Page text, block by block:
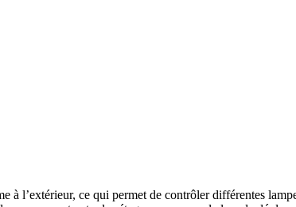
à l’extérieur, ce qui permet de contrôler différentes